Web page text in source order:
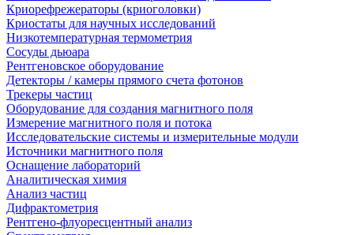
Криорефрежераторы (криоголовки)
Криостаты для научных исследований
Низкотемпературная термометрия
Сосуды дьюара
Рентгеновское оборудование
Детекторы / камеры прямого счета фотонов
Трекеры частиц
Оборудование для создания магнитного поля
Измерение магнитного поля и потока
Исследовательские системы и измерительные модули
Источники магнитного поля
Оснащение лабораторий
Аналитическая химия
Анализ частиц
Дифрактометрия
Рентгено-флуоресцентный анализ